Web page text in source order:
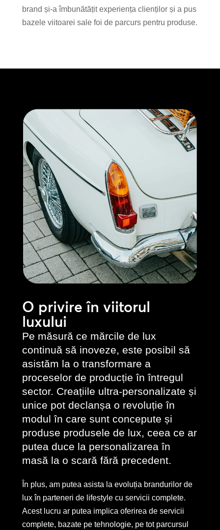
brand și-a îmbunătățit experiența clienților și a pus
bazele viitoarei sale foi de parcurs pentru produse.
O privire în viitorul
luxului
Pe măsură ce mărcile de lux
continuă să inoveze, este posibil să
asistăm la o transformare a
proceselor de producție în întregul
sector. Creațiile ultra-personalizate și
unice pot declanșa o revoluție în
modul în care sunt concepute și
produse produsele de lux, ceea ce ar
putea duce la personalizarea în
masă la o scară fără precedent.
În plus, am putea asista la evoluția brandurilor de
lux în parteneri de lifestyle cu servicii complete.
Acest lucru ar putea implica oferirea de servicii
complete, bazate pe tehnologie, pe tot parcursul